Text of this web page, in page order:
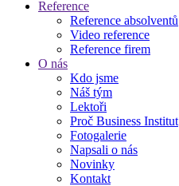
Reference
Reference absolventů
Video reference
Reference firem
O nás
Kdo jsme
Náš tým
Lektoři
Proč Business Institut
Fotogalerie
Napsali o nás
Novinky
Kontakt